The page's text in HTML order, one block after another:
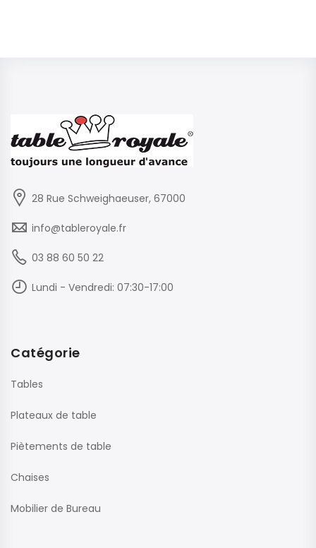
28 Rue Schweighaeuser, 67000
info@tableroyale.fr
03 88 60 50 22
Lundi - Vendredi: 07:30-17:00
Catégorie
Tables
Plateaux de table
Piètements de table
Chaises
Mobilier de Bureau